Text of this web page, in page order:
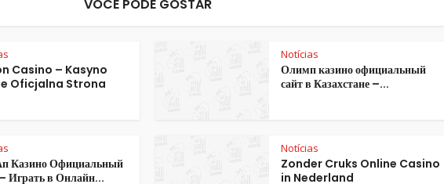
VOCÊ PODE GOSTAR
Casino – Kasyno
Oficjalna Strona
Notícias
Олимп казино официальный
сайт в Казахстане –...
Казино Официальный
Играть в Онлайн...
Notícias
Zonder Cruks Online Casino
in Nederland